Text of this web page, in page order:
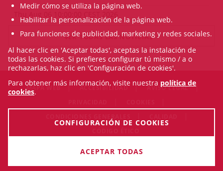
VER TODAS LAS NOTICIAS
MAPA WEB ACCESIBILIDAD
AVISO LEGAL
© Fri Aug 07 13:00:15 CEST 2026 Il·lustre Col·legi de l'Advocacia
Medir cómo se utiliza la página web.
Habilitar la personalización de la página web.
Para funciones de publicidad, marketing y redes sociales.
Al hacer clic en 'Aceptar todas', aceptas la instalación de
todas las cookies. Si prefieres configurar tú mismo / a o
rechazarlas, haz clic en 'Configuración de cookies'.
Para obtener más información, visite nuestra política de
cookies.
CONFIGURACIÓN DE COOKIES
ACEPTAR TODAS